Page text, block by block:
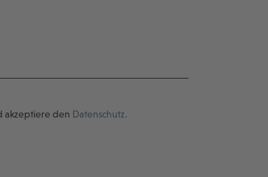
akzeptiere den Datenschutz.